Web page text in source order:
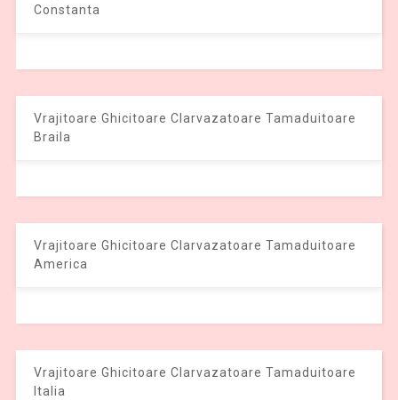
Constanta
Vrajitoare Ghicitoare Clarvazatoare Tamaduitoare
Braila
Vrajitoare Ghicitoare Clarvazatoare Tamaduitoare
America
Vrajitoare Ghicitoare Clarvazatoare Tamaduitoare
Italia